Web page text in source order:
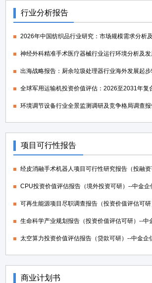
行业分析报告
项目可行性报告
商业计划书